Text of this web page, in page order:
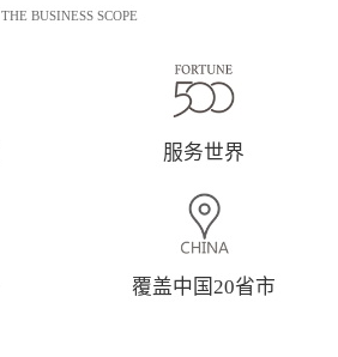
THE BUSINESS SCOPE
服务世界
覆盖中国20省市